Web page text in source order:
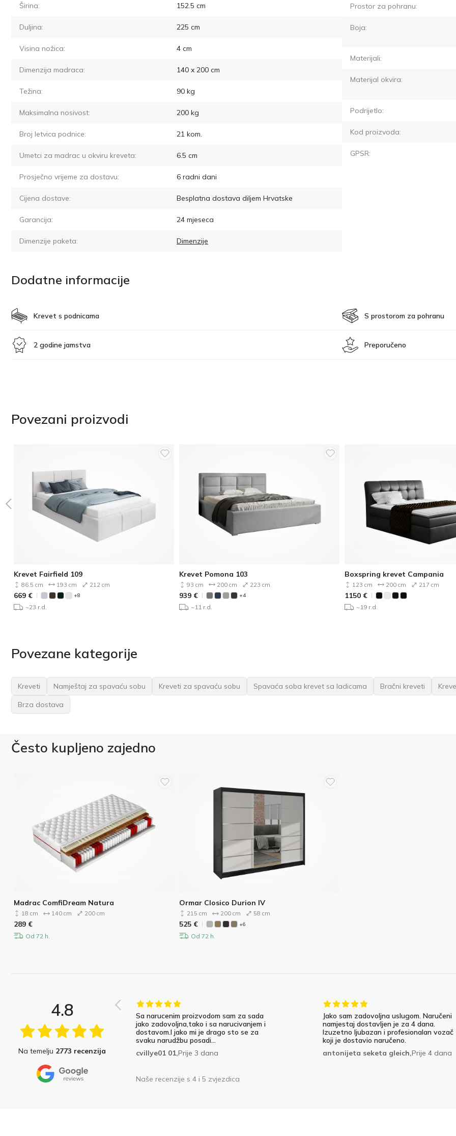
Širina: 152.5 cm
Duljina: 225 cm
Visina nožica: 4 cm
Dimenzija madraca: 140 x 200 cm
Težina: 90 kg
Maksimalna nosivost: 200 kg
Broj letvica podnice: 21 kom.
Umetci za madrac u okviru kreveta: 6.5 cm
Prosječno vrijeme za dostavu: 6 radni dani
Cijena dostave: Besplatna dostava diljem Hrvatske
Garancija: 24 mjeseca
Dimenzije paketa: Dimenzije
Prostor za pohranu:
Boja:
Materijali:
Materijal okvira:
Podrijetlo:
Kod proizvoda:
GPSR:
Dodatne informacije
Krevet s podnicama
2 godine jamstva
S prostorom za pohranu
Preporučeno
Povezani proizvodi
Krevet Fairfield 109
86.5 cm 193 cm 212 cm
669 € +8
~23 r.d.
Krevet Pomona 103
93 cm 200 cm 223 cm
939 € +4
~11 r.d.
Boxspring krevet Campania
123 cm 200 cm 217 cm
1150 €
~19 r.d.
Povezane kategorije
Kreveti Namještaj za spavaću sobu Kreveti za spavaću sobu Spavaća soba krevet sa ladicama Bračni kreveti
Brza dostava
Često kupljeno zajedno
Madrac ComfiDream Natura
18 cm 140 cm 200 cm
289 €
Od 72 h.
Ormar Closico Durion IV
215 cm 200 cm 58 cm
525 € +6
Od 72 h.
4.8
Na temelju 2773 recenzija
Sa narucenim proizvodom sam za sada
jako zadovoljna,tako i sa narucivanjem i
dostavom.I jako mi je drago sto se za
svaku narudžbu posadi...
cvillye01 01,Prije 3 dana
Jako sam zadovoljna uslugom. Naručeni
namjestaj dostavljen je za 4 dana.
Izuzetno ljubazan i profesionalan vozač
koji je dostavio naručeno.
antonijeta seketa gleich,Prije 4 dana
Naše recenzije s 4 i 5 zvjezdica